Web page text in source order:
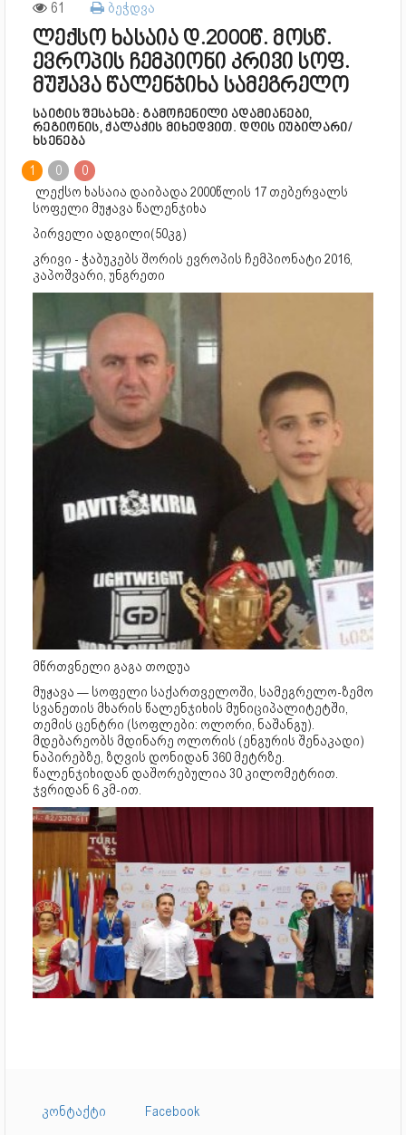
61 ბეჭდვა
ლექსო ხასაია დ.2000წ. მოსწ.
ევროპის ჩემპიონი კრივი სოფ.
მუჟავა წალენჯიხა სამეგრელო
საიტის შესახებ: გამოჩენილი ადამიანები,
რეგიონის, ქალაქის მიხედვით. დღის იუბილარი/
ხსენება
1 0
0
ლექსო ხასაია დაიბადა 2000წლის 17 თებერვალს
სოფელი მუჟავა წალენჯიხა
პირველი ადგილი(50კგ)
კრივი - ჭაბუკებს შორის ევროპის ჩემპიონატი 2016,
კაპოშვარი, უნგრეთი
მწრთვნელი გაგა თოდუა
მუჟავა — სოფელი საქართველოში, სამეგრელო-ზემო
სვანეთის მხარის წალენჯიხის მუნიციპალიტეტში,
თემის ცენტრი (სოფლები: ოლორი, ნაშანგუ).
მდებარეობს მდინარე ოლორის (ენგურის შენაკადი)
ნაპირებზე, ზღვის დონიდან 360 მეტრზე.
წალენჯიხიდან დაშორებულია 30 კილომეტრით.
ჯვრიდან 6 კმ-ით.
კონტაქტი
Facebook